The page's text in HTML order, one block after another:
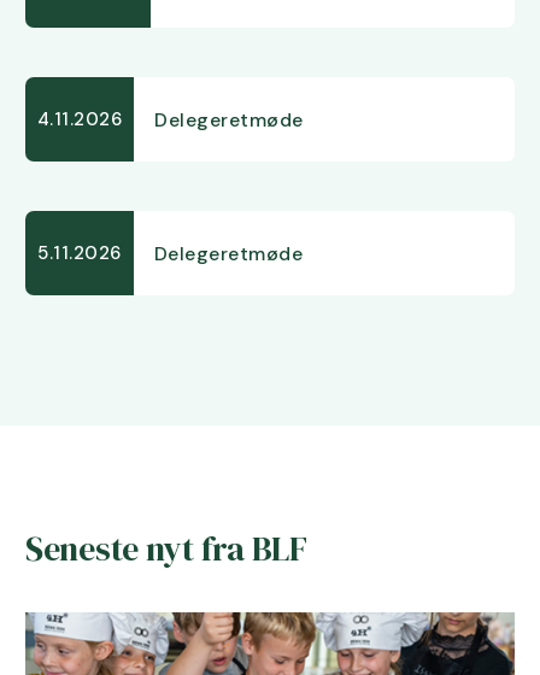
4.11.2026 Delegeretmøde
5.11.2026 Delegeretmøde
Seneste nyt fra BLF